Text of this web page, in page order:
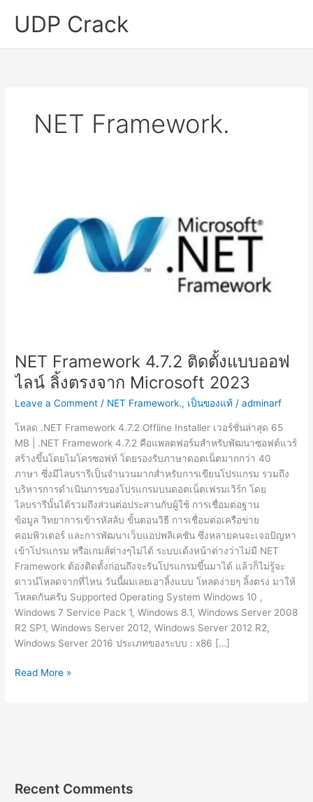
UDP Crack
NET Framework.
NET Framework 4.7.2 ติดตั้งแบบออฟ
ไลน์ ลิ้งตรงจาก Microsoft 2023
Leave a Comment / NET Framework., เป็นของแท้ /adminarf
โหลด .NET Framework 4.7.2 Offline Installer เวอร์ชั่นล่าสุด 65
MB | .NET Framework 4.7.2 คือแพลตฟอร์มสำหรับพัฒนาซอฟต์แวร์
สร้างขึ้นโดยไมโครซอฟท์ โดยรองรับภาษาดอตเน็ตมากกว่า 40
ภาษา ซึ่งมีไลบรารีเป็นจำนวนมากสำหรับการเขียนโปรแกรม รวมถึง
บริหารการดำเนินการของโปรแกรมบนดอตเน็ตเฟรมเวิร์ก โดย
ไลบรารีนั้นได้รวมถึงส่วนต่อประสานกับผู้ใช้ การเชื่อมต่อฐาน
ข้อมูล วิทยาการเข้ารหัสลับ ขั้นตอนวิธี การเชื่อมต่อเครือข่าย
คอมพิวเตอร์ และการพัฒนาเว็บแอปพลิเคชัน ซึ่งหลายคนจะเจอปัญหา
เข้าโปรแกรม หรือเกมส์ต่างๆไม่ได้ ระบบเด้งหน้าต่างว่าไม่มี NET
Framework ต้องติดตั้งก่อนถึงจะรันโปรแกรมขึ้นมาได้ แล้วก็ไม่รู้จะ
ดาวน์โหลดจากที่ไหน วันนี้ผมเลยเอาลิ้งแบบ โหลดง่ายๆ ลิ้งตรง มาให้
โหลดกันครับ Supported Operating System Windows 10 ,
Windows 7 Service Pack 1, Windows 8.1, Windows Server 2008
R2 SP1, Windows Server 2012, Windows Server 2012 R2,
Windows Server 2016 ประเภทของระบบ : x86 […]
NET
ลิ้ง
Read More »
Recent Comments